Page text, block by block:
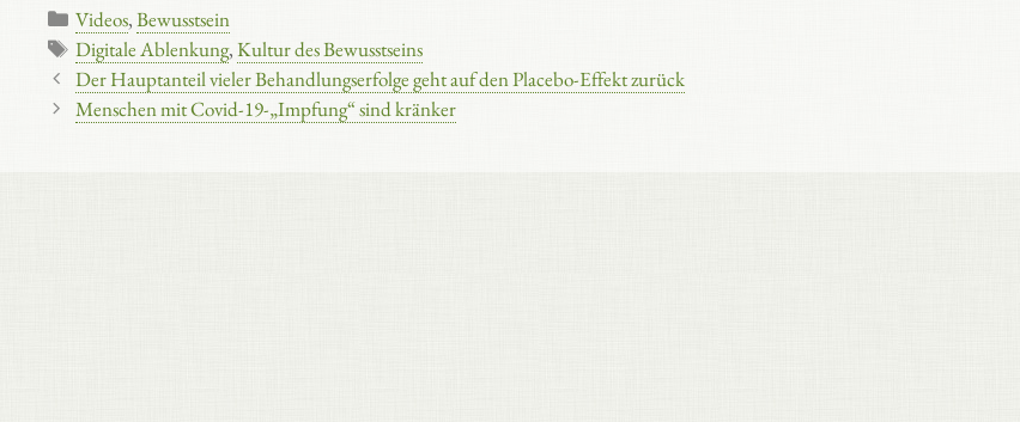
Kategorien
Videos,Bewusstsein
Schlagwörter
Digitale Ablenkung,Kultur des Bewusstseins
Der Hauptanteil vieler Behandlungserfolge geht auf den Placebo-Effekt zurück
Menschen mit Covid-19-„Impfung“ sind kränker